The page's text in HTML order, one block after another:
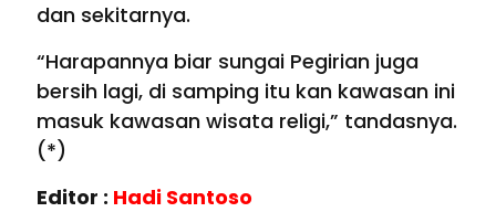
dan sekitarnya.
“Harapannya biar sungai Pegirian juga
bersih lagi, di samping itu kan kawasan ini
masuk kawasan wisata religi,” tandasnya.
(*)
Editor : Hadi Santoso